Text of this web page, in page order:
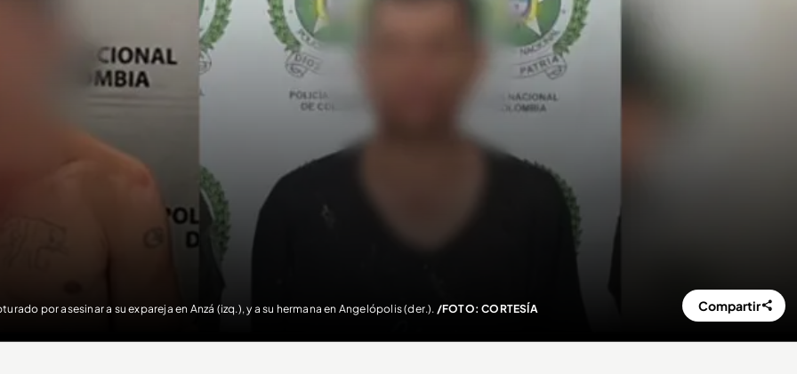
por asesinar a su expareja en Anzá (izq.), y a su hermana en Angelópolis (der.). /FOTO: CORTESÍA Compartir